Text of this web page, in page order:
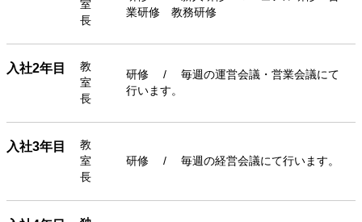
室
長
業研修 教務研修
入社2年目
教
室
長
研修 / 毎週の運営会議・営業会議にて
行います。
入社3年目
教
室
長
研修 / 毎週の経営会議にて行います。